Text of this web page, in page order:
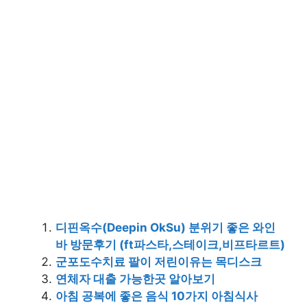
디핀옥수(Deepin OkSu) 분위기 좋은 와인
바 방문후기 (ft파스타,스테이크,비프타르트)
군포도수치료 팔이 저린이유는 목디스크
연체자 대출 가능한곳 알아보기
아침 공복에 좋은 음식 10가지 아침식사